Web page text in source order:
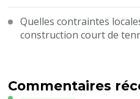
Quelles contraintes
construction court de
Commentaires